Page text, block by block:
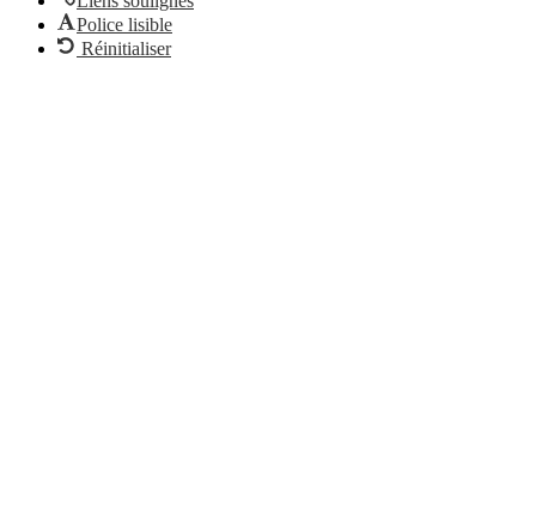
Police lisible
Réinitialiser